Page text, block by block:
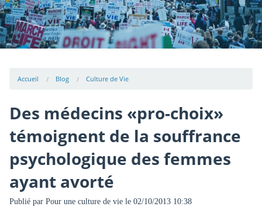
Accueil Blog Culture de Vie
Des médecins «pro-choix»
témoignent de la souffrance
psychologique des femmes
ayant avorté
Publié par Pour une culture de viele 02/10/2013 10:38